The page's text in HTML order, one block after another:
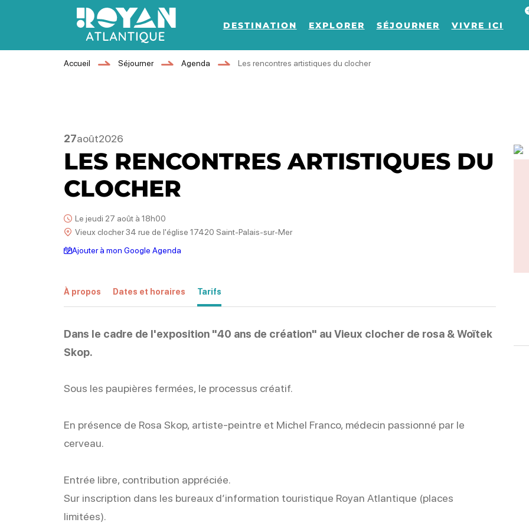
Royan Atlantique
DESTINATION EXPLORER SÉJOURNER VIVRE ICI
Accueil Séjourner Agenda Les rencontres artistiques du clocher
27août2026
LES RENCONTRES ARTISTIQUES DU
CLOCHER
Le jeudi 27 août à 18h00
Vieux clocher 34 rue de l'église 17420 Saint-Palais-sur-Mer
Ajouter à mon Google Agenda
À propos Dates et horaires Tarifs
Dans le cadre de l'exposition "40 ans de création" au Vieux clocher de rosa & Woïtek
Skop.
Sous les paupières fermées, le processus créatif.
En présence de Rosa Skop, artiste-peintre et Michel Franco, médecin passionné par le
cerveau.
Entrée libre, contribution appréciée.
Sur inscription dans les bureaux d’information touristique Royan Atlantique (places
limitées).